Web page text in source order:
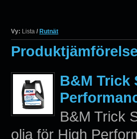
Vy: Lista / Rutnät
B&M Trick
B&M Trick
olja för High